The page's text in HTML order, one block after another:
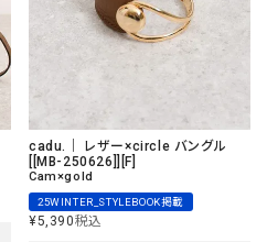
cadu.｜ レザー×circle バングル
[[MB-250626]][F]
Cam×gold
25WINTER_STYLEBOOK掲載
¥5,390税込